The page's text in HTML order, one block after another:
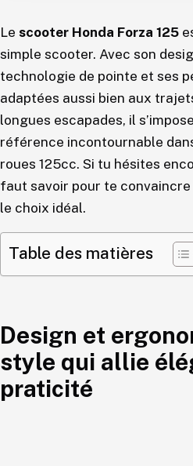
Le scooter Honda Forza 125
simple scooter. Avec son
technologie de pointe et ses
adaptées aussi bien aux
longues escapades, il
référence incontournable
roues 125cc. Si tu hésites
faut savoir pour te convaincre
le choix idéal.
Table des matières
Design et
style qui allie
praticité